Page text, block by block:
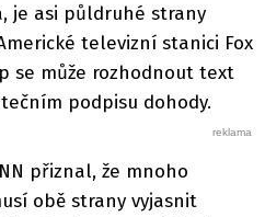
je asi půldruhé strany
televizní stanici Fox
se může rozhodnout text
podpisu dohody.
přiznal, že mnoho
obě strany vyjasnit